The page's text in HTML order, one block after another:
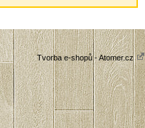
Tvorba e-shopů - Atomer.cz